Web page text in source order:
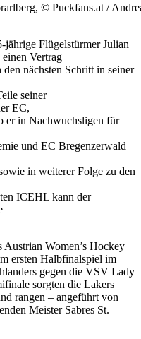
© Puckfans.at /
jährige Flügelstürmer Julian
Vertrag
nächsten Schritt in seiner
seiner
EC,
er in Nachwuchsligen für
und EC Bregenzerwald
in weiterer Folge zu den
ICEHL kann der
Austrian Women’s Hockey
ersten Halbfinalspiel im
gegen die VSV Lady
sorgten die Lakers
rangen – angeführt von
Meister Sabres St.